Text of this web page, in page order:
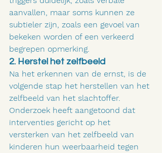
aanvallen, maar soms kunnen ze
subtieler zijn, zoals een gevoel van
bekeken worden of een verkeerd
begrepen opmerking.
2. Herstel het zelfbeeld
Na het erkennen van de ernst, is de
volgende stap het herstellen van het
zelfbeeld van het slachtoffer.
Onderzoek heeft aangetoond dat
interventies gericht op het
versterken van het zelfbeeld van
kinderen hun weerbaarheid tegen